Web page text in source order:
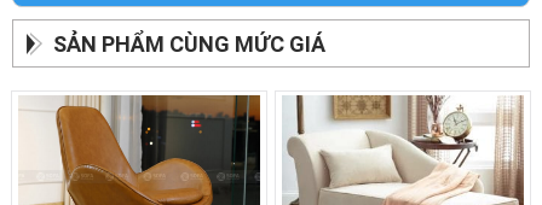
SẢN PHẨM CÙNG MỨC GIÁ